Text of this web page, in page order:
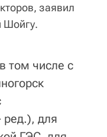
заявил
Шойгу.
том числе с
ред.), для